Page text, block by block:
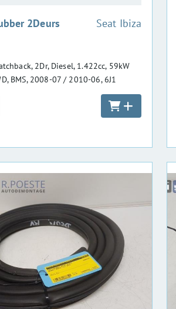
2Deurs
:Seat Ibiza
2Dr, Diesel, 1.422cc, 59kW
BMS, 2008-07 / 2010-06, 6J1